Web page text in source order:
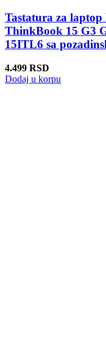
Tastatura za
ThinkBook 15 G3
15ITL6 sa
4.499 RSD
Dodaj u korpu